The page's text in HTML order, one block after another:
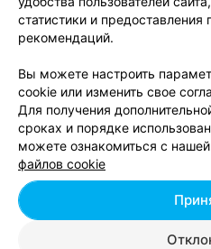
Лечение секущихся
статистики и
рекомендаций.
Вы можете настроить
cookie или изменить свое
Для получения
сроках и порядке
можете ознакомиться с нашей
файлов cookie